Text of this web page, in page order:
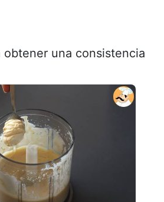
obtener una consistencia